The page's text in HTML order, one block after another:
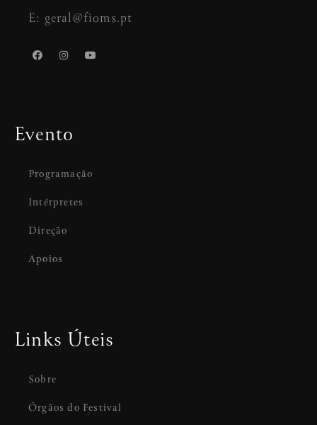
E: geral@fioms.pt
Evento
Programação
Intérpretes
Direção
Apoios
Links Úteis
Sobre
Órgãos do Festival